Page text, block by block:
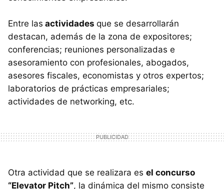
Entre las actividades que se desarrollarán
destacan, además de la zona de expositores;
conferencias; reuniones personalizadas e
asesoramiento con profesionales, abogados,
asesores fiscales, economistas y otros expertos;
laboratorios de prácticas empresariales;
actividades de networking, etc.
Otra actividad que se realizara es el concurso
“Elevator Pitch”, la dinámica del mismo consiste